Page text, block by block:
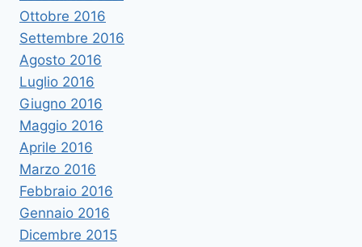
Ottobre 2016
Settembre 2016
Agosto 2016
Luglio 2016
Giugno 2016
Maggio 2016
Aprile 2016
Marzo 2016
Febbraio 2016
Gennaio 2016
Dicembre 2015